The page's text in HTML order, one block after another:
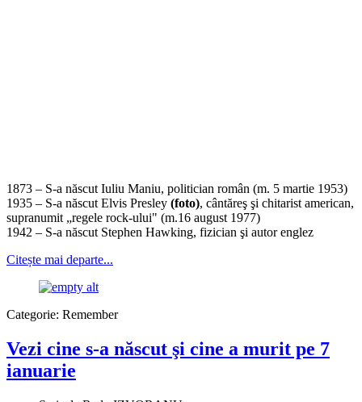
1873 – S-a născut Iuliu Maniu, politician român (m. 5 martie 1953)
1935 – S-a născut Elvis Presley (foto), cântăreş şi chitarist american,
supranumit „regele rock-ului" (m.16 august 1977)
1942 – S-a născut Stephen Hawking, fizician şi autor englez
Citește mai departe...
Categorie: Remember
Vezi cine s-a născut şi cine a murit pe 7
ianuarie